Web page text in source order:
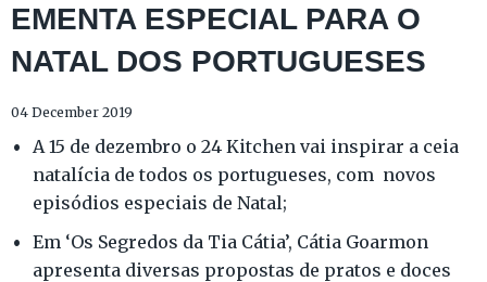
EMENTA ESPECIAL PARA O
NATAL DOS PORTUGUESES
04 December 2019
A 15 de dezembro o 24 Kitchen vai inspirar a ceia
natalícia de todos os portugueses, com novos
episódios especiais de Natal;
Em ‘Os Segredos da Tia Cátia’, Cátia Goarmon
apresenta diversas propostas de pratos e doces